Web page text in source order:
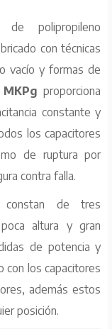
de polipropileno
con técnicas
vacío y formas de
MKPg proporciona
constante y
los capacitores
de ruptura por
contra falla.
constan de tres
altura y gran
de potencia y
con los capacitores
además estos
posición.